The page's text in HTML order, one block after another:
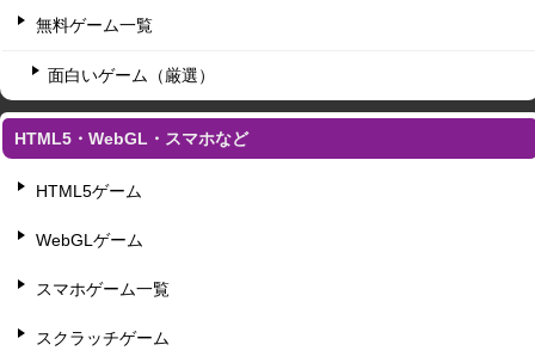
無料ゲーム一覧
面白いゲーム（厳選）
HTML5・WebGL・スマホなど
HTML5ゲーム
WebGLゲーム
スマホゲーム一覧
スクラッチゲーム